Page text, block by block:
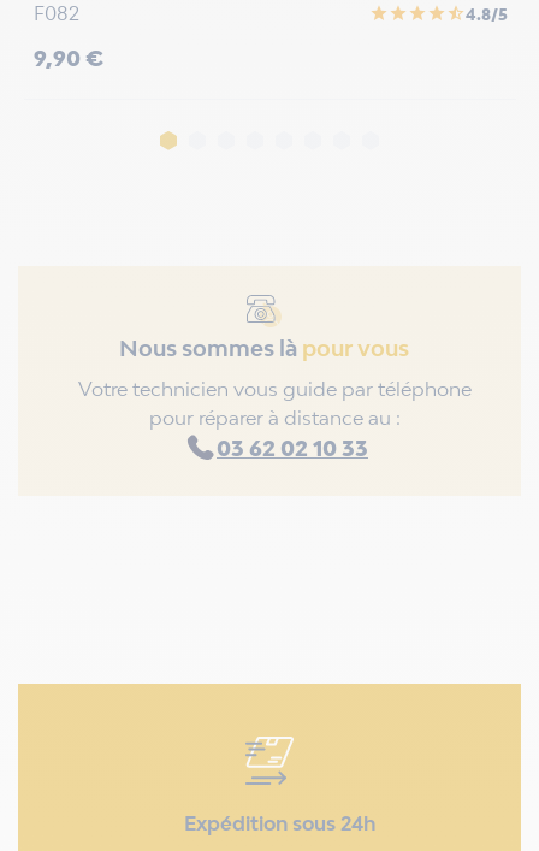
F082
star star star star star_half4.8/5
Prix
9,90 €
Nous sommes là pour vous
Votre technicien vous guide par téléphone
pour réparer à distance au :
03 62 02 10 33
Expédition sous 24h